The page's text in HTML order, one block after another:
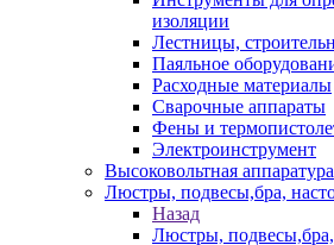
изоляции
Лестницы,
Паяльное
Расходные материалы
Сварочные аппараты
Фены и
Электроинструмент
Высоковольтная аппаратура
Люстры, подвесы,бра,
Назад
Люстры,